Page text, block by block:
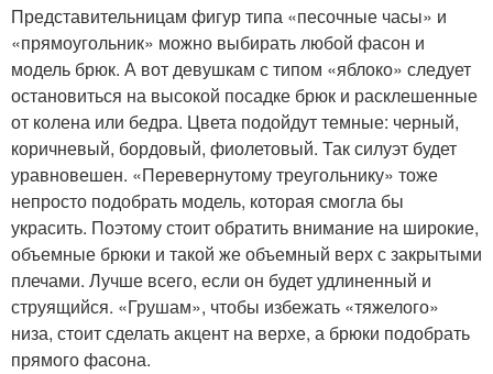
Представительницам фигур типа «песочные часы» и
«прямоугольник» можно выбирать любой фасон и
модель брюк. А вот девушкам с типом «яблоко» следует
остановиться на высокой посадке брюк и расклешенные
от колена или бедра. Цвета подойдут темные: черный,
коричневый, бордовый, фиолетовый. Так силуэт будет
уравновешен. «Перевернутому треугольнику» тоже
непросто подобрать модель, которая смогла бы
украсить. Поэтому стоит обратить внимание на широкие,
объемные брюки и такой же объемный верх с закрытыми
плечами. Лучше всего, если он будет удлиненный и
струящийся. «Грушам», чтобы избежать «тяжелого»
низа, стоит сделать акцент на верхе, а брюки подобрать
прямого фасона.